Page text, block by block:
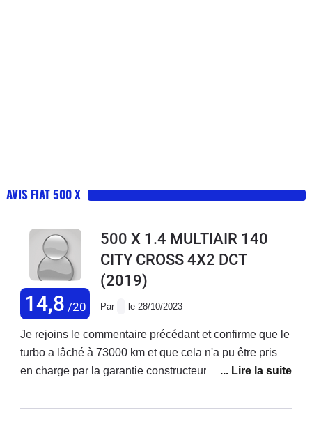
AVIS FIAT 500 X
14,8 /20
500 X 1.4 MULTIAIR 140
CITY CROSS 4X2 DCT
(2019)
Par le 28/10/2023
Je rejoins le commentaire précédant et confirme que le
turbo a lâché à 73000 km et que cela n'a pu être pris
en charge par la garantie constructeur ! Je précise que
réparations ! Ma voiture est d'ailleurs en vente. Je ne